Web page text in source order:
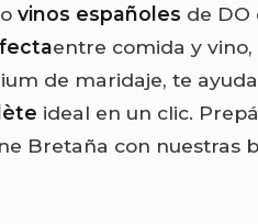
vinos españoles de DO
entre comida y vino,
de maridaje, te
ideal en un clic.
Bretaña con nuestras